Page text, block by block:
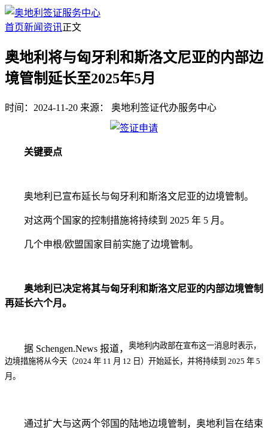
首页新闻资讯正文
奥地利将与匈牙利和斯洛文尼亚的内部边
境管制延长至2025年5月
时间：2024-11-20 来源： 奥地利签证代办服务中心
关键要点
奥地利已宣布延长与匈牙利和斯洛文尼亚的边境管制。
对这两个国家的控制措施将持续到 2025 年 5 月。
几个申根/欧盟国家目前实施了边境管制。
奥地利已决定将其与匈牙利和斯洛文尼亚的内部边境管制
再延长六个月。
据 Schengen.News 报道， 奥地利内政部在宣布这一消息时表示，
边境措施将从今天（2024 年 11 月 12 日）开始延长，并将持续到 2025 年 5
月。
通过扩大与这两个邻国的陆地边境管制，奥地利旨在结束